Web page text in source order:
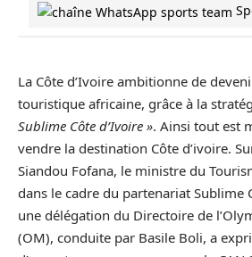
La Côte d’Ivoire ambitionne de
touristique africaine, grâce à la
Sublime Côte d’Ivoire ». Ainsi tout est
vendre la destination Côte d’ivoire.
Siandou Fofana, le ministre du
dans le cadre du partenariat Sublime
une délégation du Directoire de
(OM), conduite par Basile Boli, a